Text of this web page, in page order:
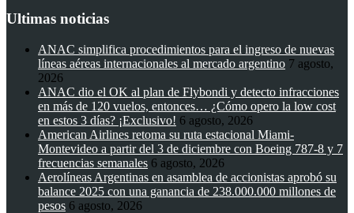
Ultimas noticias
ANAC simplifica procedimientos para el ingreso de nuevas
líneas aéreas internacionales al mercado argentino 7 agosto,
2026
ANAC dio el OK al plan de Flybondi y detecto infracciones
en más de 120 vuelos, entonces… ¿Cómo opero la low cost
en estos 3 días? ¡Exclusivo! 6 agosto, 2026
American Airlines retoma su ruta estacional Miami-
Montevideo a partir del 3 de diciembre con Boeing 787-8 y 7
frecuencias semanales 6 agosto, 2026
Aerolíneas Argentinas en asamblea de accionistas aprobó su
balance 2025 con una ganancia de 238.000.000 millones de
pesos 6 agosto, 2026